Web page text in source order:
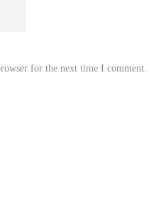
for the next time I comment.